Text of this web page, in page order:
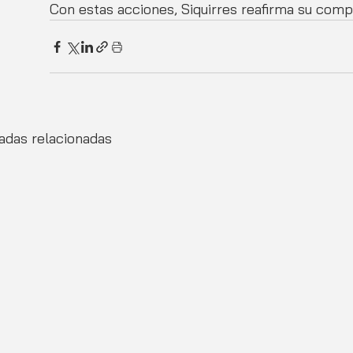
Con estas acciones, Siquirres reafirma su
relacionadas